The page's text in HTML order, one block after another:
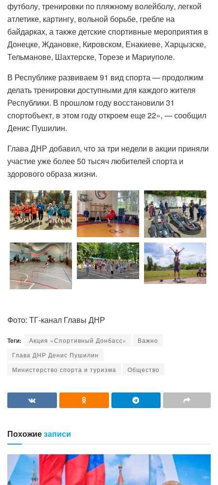
футболу, тренировки по пляжному волейболу, легкой
атлетике, картингу, вольной борьбе, гребле на
байдарках, а также детские спортивные мероприятия в
Донецке, Ждановке, Кировском, Енакиеве, Харцызске,
Тельманове, Шахтерске, Торезе и Мариуполе.
В Республике развиваем 91 вид спорта — продолжим
делать тренировки доступными для каждого жителя
Республики. В прошлом году восстановили 31
спортобъект, в этом году откроем еще 22», — сообщил
Денис Пушилин.
Глава ДНР добавил, что за три недели в акции приняли
участие уже более 50 тысяч любителей спорта и
здорового образа жизни.
Фото: ТГ-канал Главы ДНР
Теги: Акция «Спортивный Донбасс»
Важно
Глава ДНР Денис Пушилин
Министерство спорта и туризма
Общество
Похожиезаписи